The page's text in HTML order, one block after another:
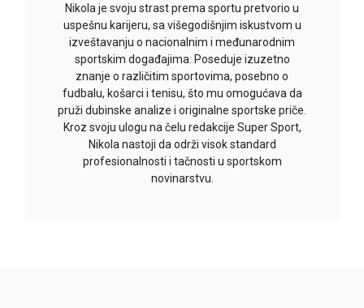
Nikola je svoju strast prema sportu pretvorio u
uspešnu karijeru, sa višegodišnjim iskustvom u
izveštavanju o nacionalnim i međunarodnim
sportskim događajima. Poseduje izuzetno
znanje o različitim sportovima, posebno o
fudbalu, košarci i tenisu, što mu omogućava da
pruži dubinske analize i originalne sportske priče.
Kroz svoju ulogu na čelu redakcije Super Sport,
Nikola nastoji da održi visok standard
profesionalnosti i tačnosti u sportskom
novinarstvu.